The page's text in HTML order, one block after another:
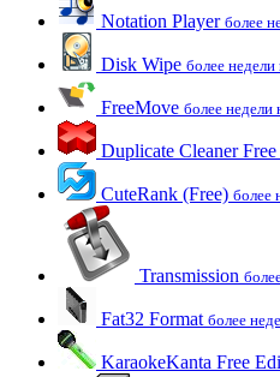
Notation Player более
Disk Wipe более недели
FreeMove более недели
Duplicate Cleaner Free
CuteRank (Free) более
Transmission
Fat32 Format более
KaraokeKanta Free